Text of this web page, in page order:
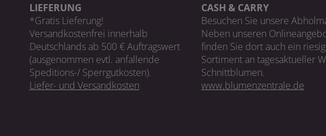
LIEFERUNG
*Gratis Lieferung!
Versandkostenfrei innerhalb
Deutschlands ab 500 € Auftragswert
(ausgenommen evtl. anfallende
Speditions-/ Sperrgutkosten).
Liefer- und Versandkosten
CASH & CARRY
Besuchen Sie unsere
Neben unseren
finden Sie dort auch ein
Sortiment an tagesaktueller
Schnittblumen.
www.blumenzentrale.de